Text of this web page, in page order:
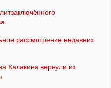
рассмотрение недавних
Калакина вернули из